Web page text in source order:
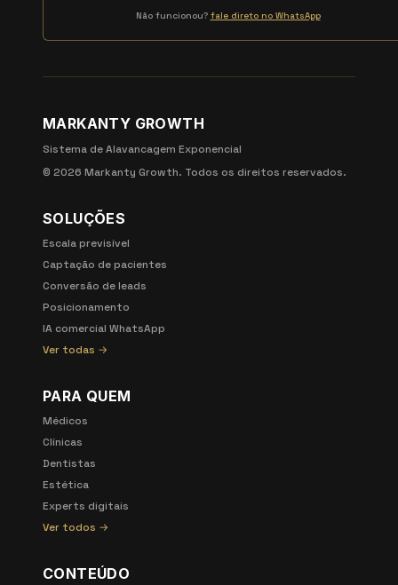
Não funcionou? fale direto no WhatsApp
MARKANTY GROWTH
Sistema de Alavancagem Exponencial
© 2026 Markanty Growth. Todos os direitos reservados.
SOLUÇÕES
Escala previsível
Captação de pacientes
Conversão de leads
Posicionamento
IA comercial WhatsApp
Ver todas →
PARA QUEM
Médicos
Clínicas
Dentistas
Estética
Experts digitais
Ver todos →
CONTEÚDO